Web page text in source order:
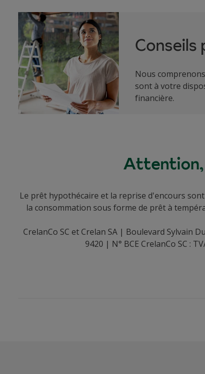
Conseils
Nous
sont à votre
financière.
Attention,
Le prêt hypothécaire et la reprise d'encours
la consommation sous forme de prêt à
CrelanCo SC et Crelan SA | Boulevard Sylvain
9420 | N° BCE CrelanCo SC :